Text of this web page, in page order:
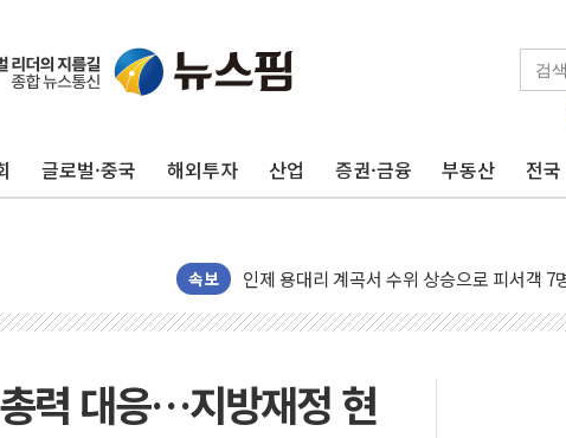
글로벌·중국 해외투자 산업 증권·금융 부동산 전국
속보
'화합' 꺼낸 김민석에 '뻔뻔' 받아친 정청래
동해중부 전 해상 풍랑주의보…10일까지 최
연일 폭염에 온열질환 사망 23명…정부, 비
인제 용대리 계곡서 수위 상승으로 피서객
동해시, 11~14일 '별똥별 멍' 운영…페르세
청양 밭에서 일하던 90대 숨져…온열질환 여
폭염에 車 운전면허 기능시험 오전 집중 편
력 대응…지방재정 현